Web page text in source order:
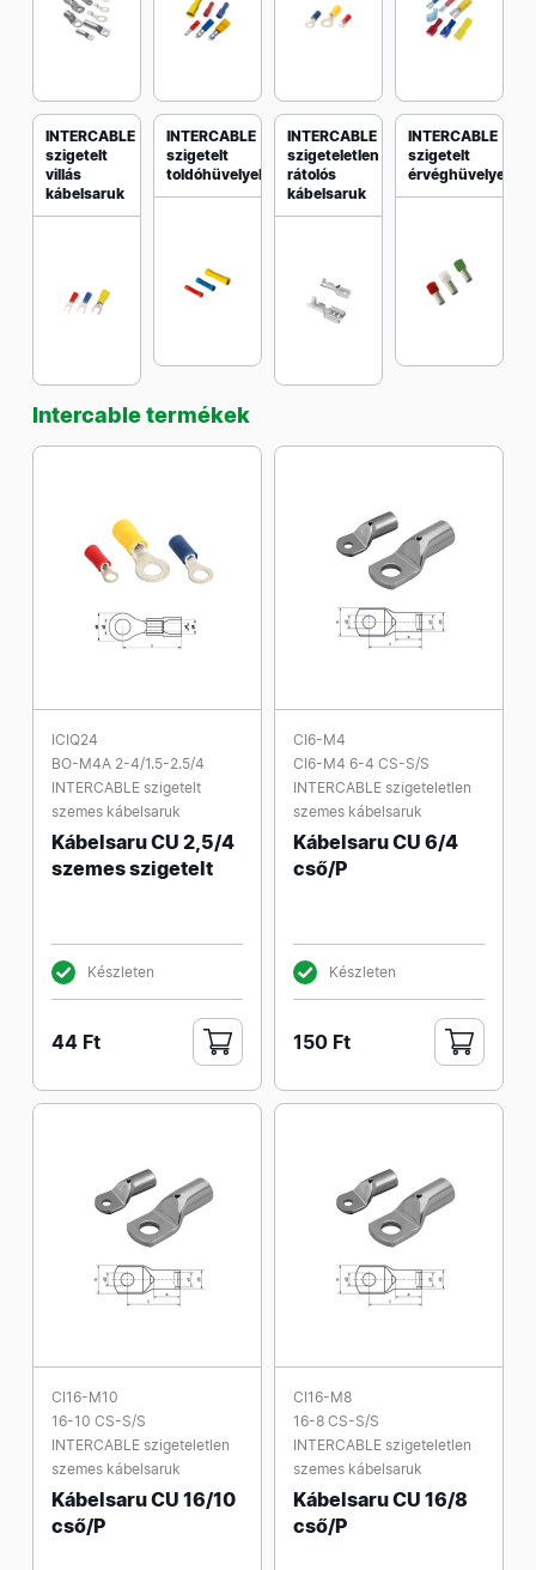
INTERCABLE
szigetelt
villás
kábelsaruk
INTERCABLE
szigetelt
toldóhüvelyek
INTERCABLE
szigeteletlen
rátolós
kábelsaruk
INTERCABLE
szigetelt
érvéghüvelyek
Intercable termékek
ICIQ24
BO-M4A 2-4/1.5-2.5/4
INTERCABLE szigetelt
szemes kábelsaruk
Kábelsaru CU 2,5/4
szemes szigetelt
Készleten
44 Ft
CI6-M4
CI6-M4 6-4 CS-S/S
INTERCABLE szigeteletlen
szemes kábelsaruk
Kábelsaru CU 6/4
cső/P
Készleten
150 Ft
CI16-M10
16-10 CS-S/S
INTERCABLE szigeteletlen
szemes kábelsaruk
Kábelsaru CU 16/10
cső/P
CI16-M8
16-8 CS-S/S
INTERCABLE szigeteletlen
szemes kábelsaruk
Kábelsaru CU 16/8
cső/P